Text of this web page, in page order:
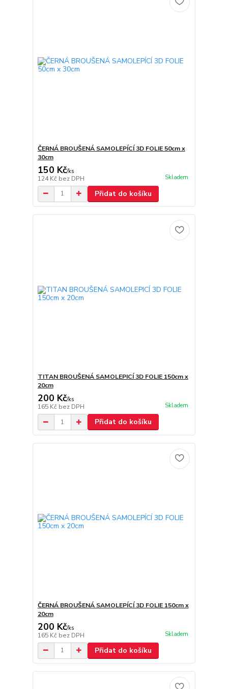
ČERNÁ BROUŠENÁ SAMOLEPÍCÍ 3D FOLIE 50cm x
30cm
150 Kč/ks
124 Kč bez DPH Skladem
Přidat do košíku
TITAN BROUŠENÁ SAMOLEPICÍ 3D FOLIE 150cm x
20cm
200 Kč/ks
165 Kč bez DPH Skladem
Přidat do košíku
ČERNÁ BROUŠENÁ SAMOLEPÍCÍ 3D FOLIE 150cm x
20cm
200 Kč/ks
165 Kč bez DPH Skladem
Přidat do košíku